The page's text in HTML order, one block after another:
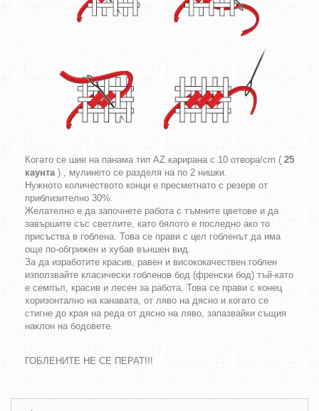
Когато се шие на панама тип AZ карирана с 10 отвора/cm ( 25
каунта) , мулинето се разделя на по 2 нишки.
Нужното количеството конци е пресметнато с резерв от
приблизително 30%.
Желателно е да започнете работа с тъмните цветове и да
завършите със светлите, като бялото е последно ако то
присъства в гоблена. Това се прави с цел гобленът да има
още по-обгрижен и хубав външен вид.
За да изработите красив, равен и висококачествен гоблен
използвайте класически гобленов бод (френски бод) тъй-като
е семпъл, красив и лесен за работа. Това се прави с конец
хоризонтално на канавата, от ляво на дясно и когато се
стигне до края на реда от дясно на ляво, запазвайки същия
наклон на бодовете.
ГОБЛЕНИТЕ НЕ СЕ ПЕРАТ!!!